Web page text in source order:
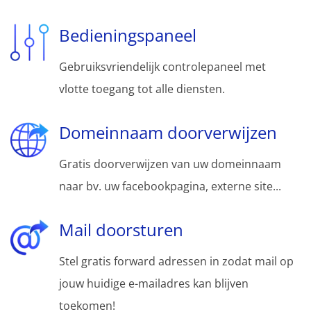
Bedieningspaneel
Gebruiksvriendelijk controlepaneel met
vlotte toegang tot alle diensten.
Domeinnaam doorverwijzen
Gratis doorverwijzen van uw domeinnaam
naar bv. uw facebookpagina, externe site...
Mail doorsturen
Stel gratis forward adressen in zodat mail op
jouw huidige e-mailadres kan blijven
toekomen!